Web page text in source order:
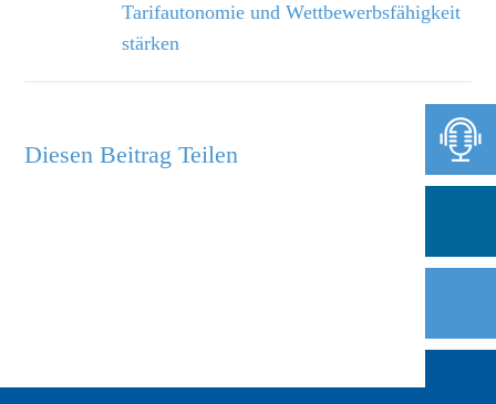
Tarifautonomie und Wettbewerbsfähigkeit
stärken
Diesen Beitrag Teilen